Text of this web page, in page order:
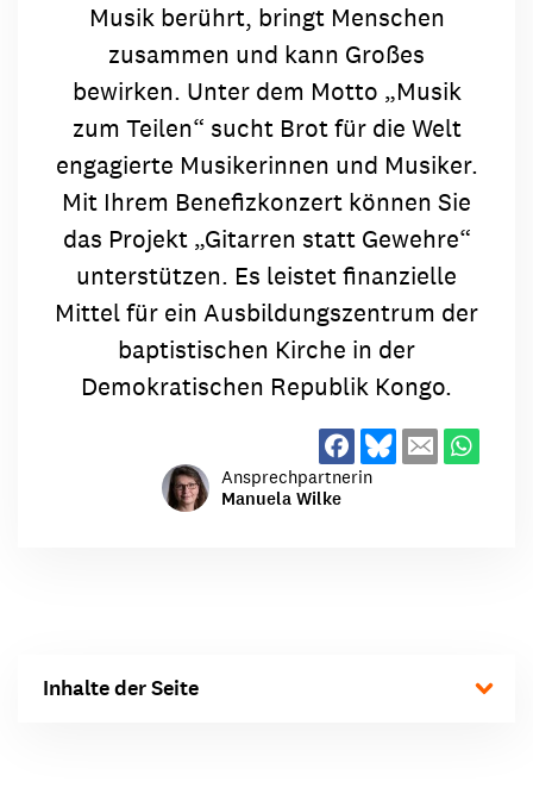
Musik berührt, bringt Menschen
zusammen und kann Großes
bewirken. Unter dem Motto „Musik
zum Teilen“ sucht Brot für die Welt
engagierte Musikerinnen und Musiker.
Mit Ihrem Benefizkonzert können Sie
das Projekt „Gitarren statt Gewehre“
unterstützen. Es leistet finanzielle
Mittel für ein Ausbildungszentrum der
baptistischen Kirche in der
Demokratischen Republik Kongo.
Ansprechpartnerin
Manuela Wilke
Inhalte der Seite